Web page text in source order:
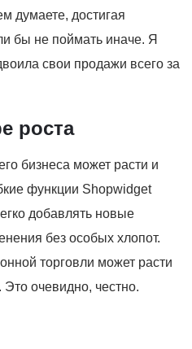
думаете, достигая
бы не поймать иначе. Я
свои продажи всего за
роста
бизнеса может расти и
функции Shopwidget
добавлять новые
без особых хлопот.
торговли может расти
очевидно, честно.